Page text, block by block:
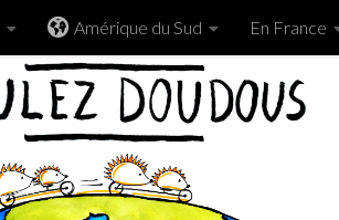
Amérique du Sud En France